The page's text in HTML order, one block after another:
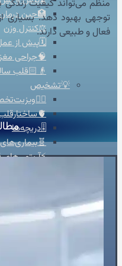
🏥حین
⚖️کنترل وزن
🗓️پیش از
🧠جراحی
👴🏻قلب
💡تشخیص
🫀ساختارقلب
🎚️دریچه‌ها
🦵درمان
توجهی بهبود دهد. بسیاری
فعال و طبیعی دارند.